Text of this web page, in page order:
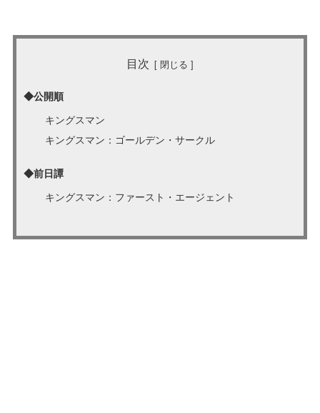
目次
◆公開順
キングスマン
キングスマン：ゴールデン・サークル
◆前日譚
キングスマン：ファースト・エージェント